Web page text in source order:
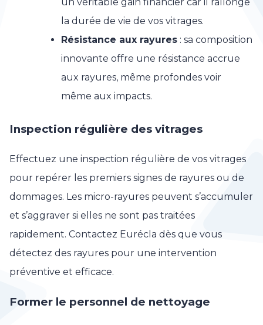
la durée de vie de vos vitrages.
Résistance aux rayures : sa composition
innovante offre une résistance accrue
aux rayures, même profondes voir
même aux impacts.
Inspection régulière des vitrages
Effectuez une inspection régulière de vos vitrages
pour repérer les premiers signes de rayures ou de
dommages. Les micro-rayures peuvent s’accumuler
et s’aggraver si elles ne sont pas traitées
rapidement. Contactez Eurécla dès que vous
détectez des rayures pour une intervention
préventive et efficace.
Former le personnel de nettoyage